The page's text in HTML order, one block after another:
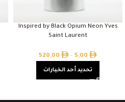
Inspired by Black Opium Neon Yves
Saint Laurent
5,00
–
520,00
تحديد أحد الخيارات